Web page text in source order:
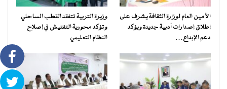
الأمين العام لوزارة الثقافة يشرف على
إطلاق إصدارات أدبية جديدة ويؤكد
دعم الإبداع…
وزيرة التربية تتفقد القطب الساحلي
وتؤكد محورية التفتيش في إصلاح
النظام التعليمي